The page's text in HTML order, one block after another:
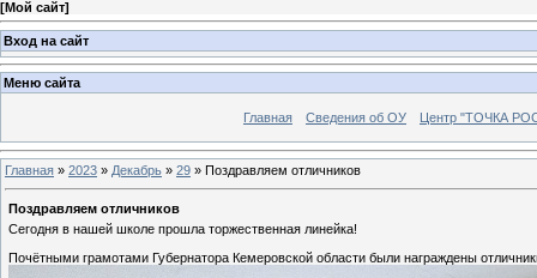
[Мой сайт]
Вход на сайт
Меню сайта
Главная Сведения об ОУ Центр "ТОЧКА
Главная » 2023 » Декабрь » 29 » Поздравляем отличников
Поздравляем отличников
Сегодня в нашей школе прошла торжественная линейка!
Почётными грамотами Губернатора Кемеровской области были награждены